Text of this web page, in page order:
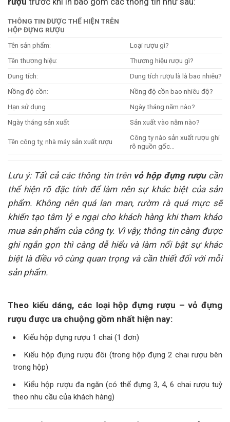
THÔNG TIN ĐƯỢC THỂ HIỆN TRÊN
HỘP ĐỰNG RƯỢU
Tên sản phẩm:
Loại rượu gì?
Tên thương hiệu:
Thương hiệu rượu gì?
Dung tích:
Dung tích rượu là là bao nhiêu?
Nồng độ cồn:
Nồng độ cồn bao nhiêu độ?
Hạn sử dụng
Ngày tháng năm nào?
Ngày tháng sản xuất
Sản xuất vào năm nào?
Tên công ty, nhà máy sản xuất rượu
Công ty nào sản xuất rượu ghi
rõ nguồn gốc…
Lưu ý: Tất cả các thông tin trên vỏ hộp đựng rượucần
thể hiện rõ đặc tính để làm nên sự khác biệt của sản
phẩm. Không nên quá lan man, rườm rà quá mực sẽ
khiến tạo tâm lý e ngại cho khách hàng khi tham khảo
mua sản phẩm của công ty. Vì vậy, thông tin càng được
ghi ngắn gọn thì càng dễ hiểu và làm nổi bật sự khác
biệt là điều vô cùng quan trọng và cần thiết đối với mỗi
sản phẩm.
Theo kiểu dáng, các loại hộp đựng rượu – vỏ đựng
rượu được ưa chuộng gồm nhất hiện nay:
Kiểu hộp đựng rượu 1 chai (1 đơn)
Kiểu hộp đựng rượu đôi (trong hộp đựng 2 chai rượu bên
trong hộp)
Kiểu hộp rượu đa ngăn (có thể đựng 3, 4, 6 chai rượu tuỳ
theo nhu cầu của khách hàng)